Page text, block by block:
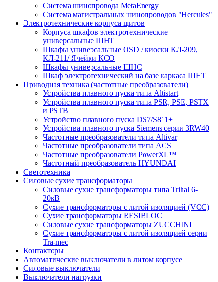
Система шинопровода MetaEnergy
Система магистральных шинопроводов "Hercules"
Электротехнические корпуса щитов
Корпуса шкафов электротехнические
универсальные ШНТ
Шкафы универсальные OSD / киоски КЛ-209,
КЛ-211/ Ячейки КСО
Шкафы универсальные ШНС
Шкаф электротехнический на базе каркаса ШНТ
Приводная техника (частотные преобразователи)
Устройства плавного пуска типа Altistart
Устройства плавного пуска типа PSR, PSE, PSTX
и PSTB
Устройство плавного пуска DS7/S811+
Устройства плавного пуска Siemens серии 3RW40
Частотные преобразователи типа Altivar
Частотные преобразователи типа ACS
Частотные преобразователи PowerXL™
Частотный преобразователь HYUNDAI
Светотехника
Силовые сухие трансформаторы
Силовые сухие трансформаторы типа Trihal 6-
20кВ
Сухие трансформаторы с литой изоляцией (VCC)
Сухие трансформаторы RESIBLOC
Силовые сухие трансформаторы ZUCCHINI
Сухие трансформаторы с литой изоляцией серии
Tra-mec
Контакторы
Автоматические выключатели в литом корпусе
Силовые выключатели
Выключатели нагрузки